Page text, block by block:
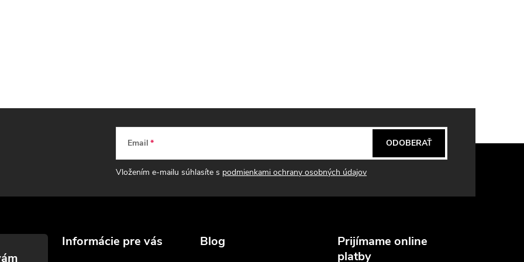
Email
Vložením e-mailu súhlasíte s podmienkami ochrany osobných údajov
ODOBERAŤ
Informácie pre vás Blog
Prijímame online
platby